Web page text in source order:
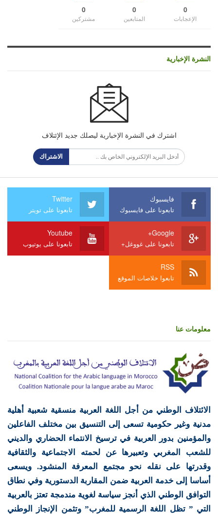
0
الإعجابات
0
المتابعين
0
مشتركين
النشرة الإخبارية
اشترك في النشرة الإخبارية ليصلك جديد الإئتلاف
الاشتراك
فايسبوك
تابعونا على فايسبوك
Twitter
تابعونا على تويتر
Google+
تابعونا على غووغل+
Youtube
تابعونا على يوتيوب
RSS
تابعوا خلاصات الموقع
معلومات عنا
الائتلاف الوطني من أجل اللغة العربية منسقية شعبية أهلية
مدنية وغير حكومية تسعى إلى التنسيق بين مختلف الفاعلين
والمؤمنين بدور العربية في ترسيخ الانتماء الحضاري والديني
للشعب المغربي وتعبيرها عن لحمته الاجتماعية والثقافية
وقدرتها على نقله نحو مجتمع المعرفة المنشود. ويسعى
أساسا إلى خدمة العربية ضمن المقاربة الدستورية وفي نطاق
التوافق الوطني الذي أنجز سياسة لغوية مندمجة تعتز بالعربية
التي ” تظل اللغة الرسمية للمغرب” وتثمن الإنجاز الوطني